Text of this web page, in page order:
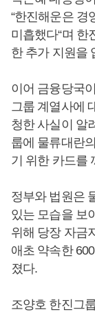
“한진해운은 경
미흡했다“며 한
한 추가 지원을
이어 금융당국
그룹 계열사에
청한 사실이 알
룹에 물류대란
기 위한 카드를
정부와 법원은
있는 모습을 보
위해 당장 자금
애초 약속한
졌다.
조양호 한진그